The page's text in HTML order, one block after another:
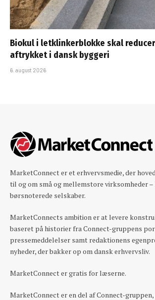
Biokul i letklinkerblokke skal
aftrykket i dansk byggeri
6. august 2026
MarketConnect er et erhvervsmedie, der
til og om små og mellemstore virksomheder –
børsnoterede selskaber.
MarketConnects ambition er at levere
baseret på historier fra Connect-gruppens
pressemeddelelser samt redaktionens
nyheder, der bakker op om dansk erhvervsliv.
MarketConnect er gratis for læserne.
MarketConnect er en del af Connect-